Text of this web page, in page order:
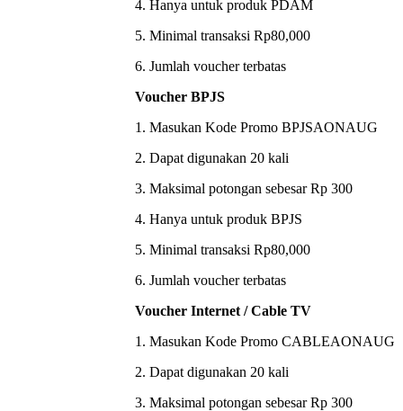
4. Hanya untuk produk PDAM
5. Minimal transaksi Rp80,000
6. Jumlah voucher terbatas
Voucher BPJS
1. Masukan Kode Promo BPJSAONAUG
2. Dapat digunakan 20 kali
3. Maksimal potongan sebesar Rp 300
4. Hanya untuk produk BPJS
5. Minimal transaksi Rp80,000
6. Jumlah voucher terbatas
Voucher Internet / Cable TV
1. Masukan Kode Promo CABLEAONAUG
2. Dapat digunakan 20 kali
3. Maksimal potongan sebesar Rp 300